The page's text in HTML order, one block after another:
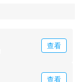
查看
查看